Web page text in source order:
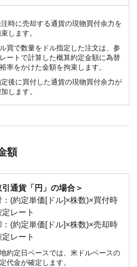
時に売却する通貨の現物買付余力を
します。
ル買で数量をドル指定した注文は、参
ートで計算した概算約定金額に為替
率をかけた金額を拘束します。
後に買付した通貨の現物買付余力が
します。
額
引通貨「円」の場合＞
：(約定単価[ドル]×株数)×買付時
レート
：(約定単価[ドル]×株数)×売却時
レート
約定日ベースでは、米ドルベースの
代金が確定します。